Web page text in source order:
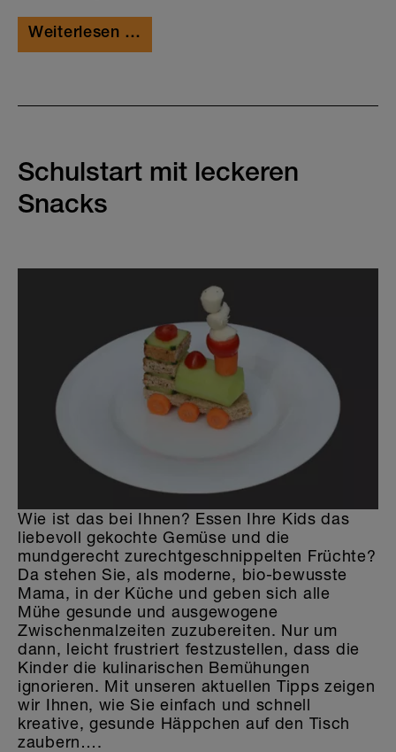
Die Welt der Sticker
Weiterlesen …
Schulstart mit leckeren
Snacks
Wie ist das bei Ihnen? Essen Ihre Kids das
liebevoll gekochte Gemüse und die
mundgerecht zurechtgeschnippelten Früchte?
Da stehen Sie, als moderne, bio-bewusste
Mama, in der Küche und geben sich alle
Mühe gesunde und ausgewogene
Zwischenmalzeiten zuzubereiten. Nur um
dann, leicht frustriert festzustellen, dass die
Kinder die kulinarischen Bemühungen
ignorieren. Mit unseren aktuellen Tipps zeigen
wir Ihnen, wie Sie einfach und schnell
kreative, gesunde Häppchen auf den Tisch
zaubern….